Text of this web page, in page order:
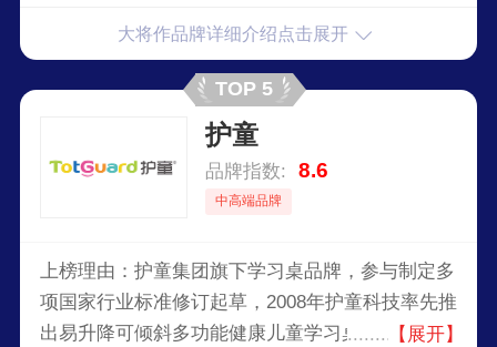
大将作品牌详细介绍点击展开
TOP 5
护童
品牌指数: 8.6
中高端品牌
上榜理由：护童集团旗下学习桌品牌，参与制定多
项国家行业标准修订起草，2008年护童科技率先推
出易升降可倾斜多功能健康儿童学习桌，解决孩子
【展开】